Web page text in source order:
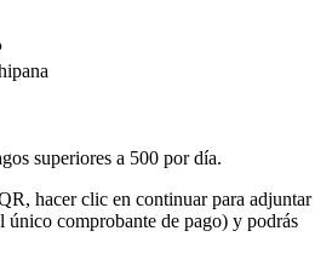
superiores a 500 por día.
hacer clic en continuar para adjuntar
único comprobante de pago) y podrás